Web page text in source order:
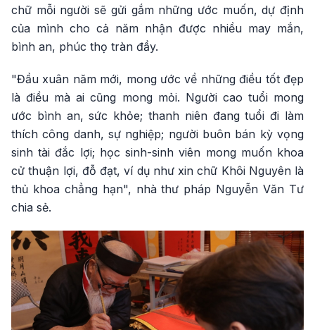
chữ mỗi người sẽ gửi gắm những ước muốn, dự định
của mình cho cả năm nhận được nhiều may mắn,
bình an, phúc thọ tràn đầy.
"Đầu xuân năm mới, mong ước về những điều tốt đẹp
là điều mà ai cũng mong mỏi. Người cao tuổi mong
ước bình an, sức khỏe; thanh niên đang tuổi đi làm
thích công danh, sự nghiệp; người buôn bán kỳ vọng
sinh tài đắc lợi; học sinh-sinh viên mong muốn khoa
cử thuận lợi, đỗ đạt, ví dụ như xin chữ Khôi Nguyên là
thủ khoa chẳng hạn", nhà thư pháp Nguyễn Văn Tư
chia sẻ.